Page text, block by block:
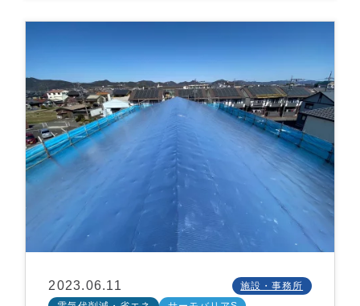
2023.06.11
施設・事務所